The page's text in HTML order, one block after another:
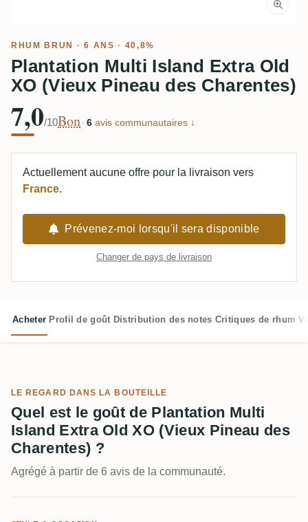
RHUM BRUN · 6 ANS · 40,8%
Plantation Multi Island Extra Old
XO (Vieux Pineau des Charentes)
7,0/10Bon · 6 avis communautaires ↓
Actuellement aucune offre pour la livraison vers
France.
Prévenez-moi lorsqu'il sera disponible
Changer de pays de livraison
Acheter Profil de goût Distribution des notes Critiques de rhum
LE REGARD DANS LA BOUTEILLE
Quel est le goût de Plantation Multi
Island Extra Old XO (Vieux Pineau des
Charentes) ?
Agrégé à partir de 6 avis de la communauté.